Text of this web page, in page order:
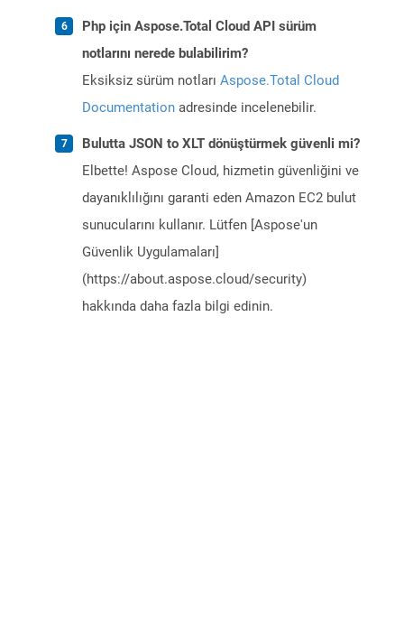
Php için Aspose.Total Cloud API sürüm
notlarını nerede bulabilirim?
Eksiksiz sürüm notları Aspose.Total Cloud
Documentation adresinde incelenebilir.
Bulutta JSON to XLT dönüştürmek güvenli mi?
Elbette! Aspose Cloud, hizmetin güvenliğini ve
dayanıklılığını garanti eden Amazon EC2 bulut
sunucularını kullanır. Lütfen [Aspose'un
Güvenlik Uygulamaları]
(https://about.aspose.cloud/security)
hakkında daha fazla bilgi edinin.